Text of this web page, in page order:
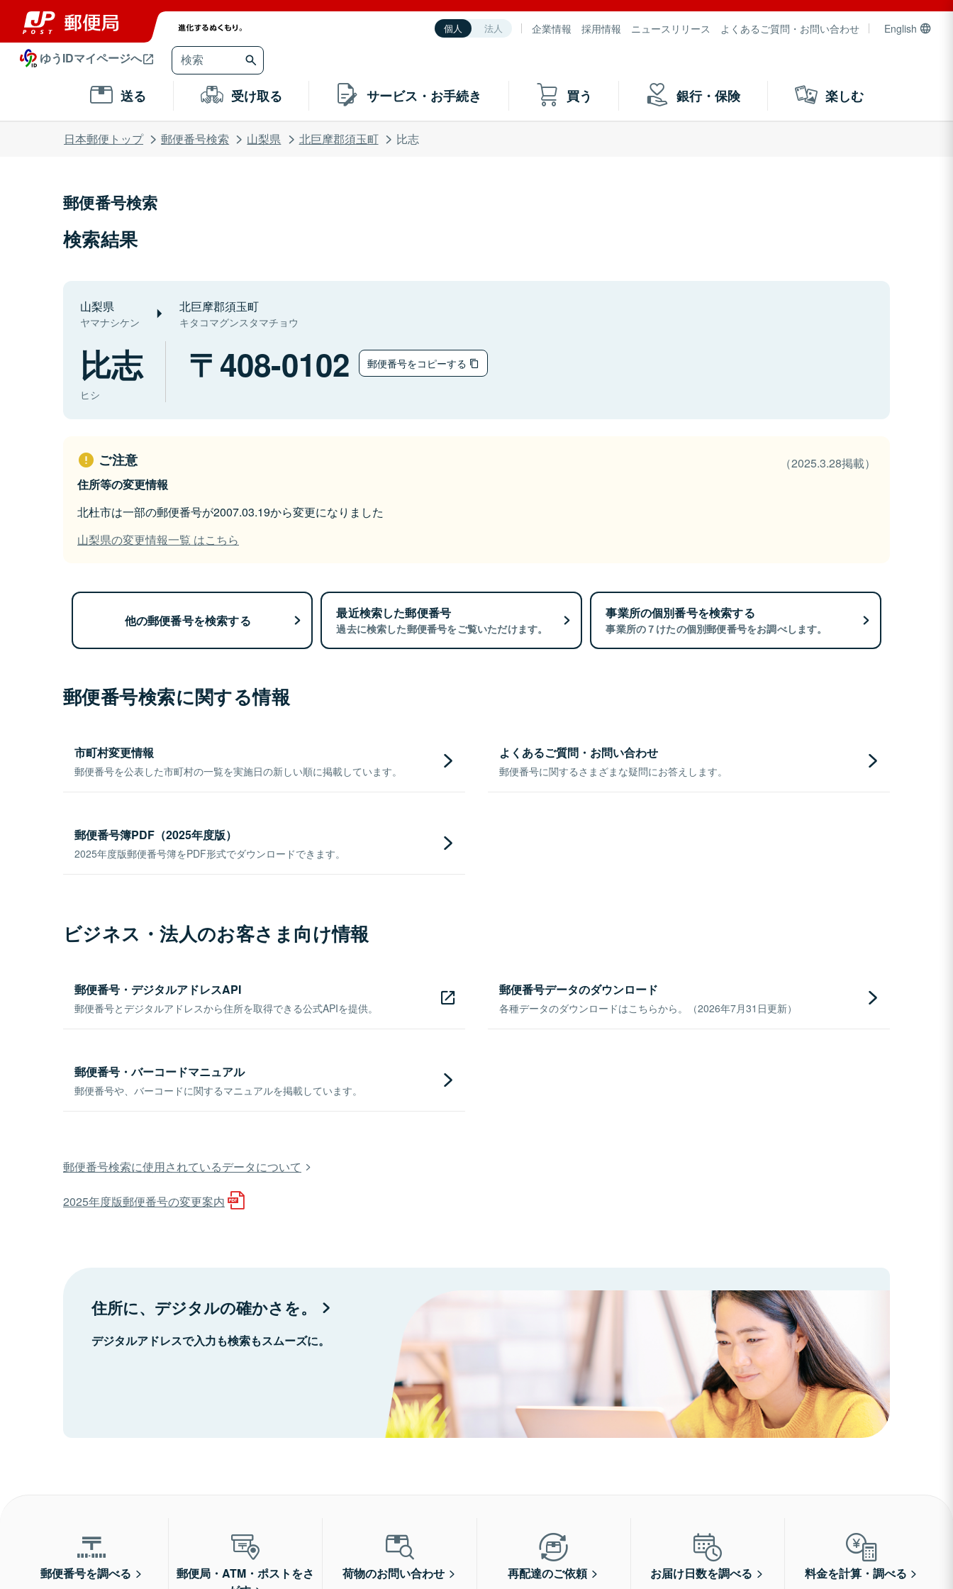
個人 法人 企業情報 採用情報 ニュースリリース よくあるご質問・お問い合わせ English
ゆうIDマイページへ
送る 受け取る サービス・お手続き 買う 銀行・保険 楽しむ
日本郵便トップ 郵便番号検索 山梨県 北巨摩郡須玉町 比志
郵便番号検索
検索結果
山梨県
ヤマナシケン
北巨摩郡須玉町
キタコマグンスタマチョウ
比志
ヒシ
408-0102 郵便番号をコピーする
ご注意
（2025.3.28掲載）
住所等の変更情報
北杜市は一部の郵便番号が2007.03.19から変更になりました
山梨県の変更情報一覧 はこちら
他の郵便番号を検索する 最近検索した郵便番号
過去に検索した郵便番号をご覧いただけます。
事業所の個別番号を検索する
事業所の７けたの個別郵便番号をお調べします。
郵便番号検索に関する情報
市町村変更情報
郵便番号を公表した市町村の一覧を実施日の新しい順に掲載しています。
よくあるご質問・お問い合わせ
郵便番号に関するさまざまな疑問にお答えします。
郵便番号簿PDF（2025年度版）
2025年度版郵便番号簿をPDF形式でダウンロードできます。
ビジネス・法人のお客さま向け情報
郵便番号・デジタルアドレスAPI
郵便番号とデジタルアドレスから住所を取得できる公式APIを提供。
郵便番号データのダウンロード
各種データのダウンロードはこちらから。（2026年7月31日更新）
郵便番号・バーコードマニュアル
郵便番号や、バーコードに関するマニュアルを掲載しています。
郵便番号検索に使用されているデータについて
2025年度版郵便番号の変更案内
住所に、デジタルの確かさを。
デジタルアドレスで入力も検索もスムーズに。
郵便番号を調べる
郵便局・ATM・ポストをさ
荷物のお問い合わせ 再配達のご依頼 お届け日数を調べる 料金を計算・調べる